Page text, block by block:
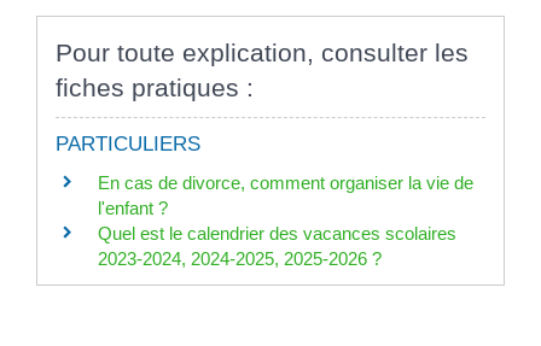
Pour toute explication, consulter les
fiches pratiques :
PARTICULIERS
En cas de divorce, comment organiser la vie de
l'enfant ?
Quel est le calendrier des vacances scolaires
2023-2024, 2024-2025, 2025-2026 ?